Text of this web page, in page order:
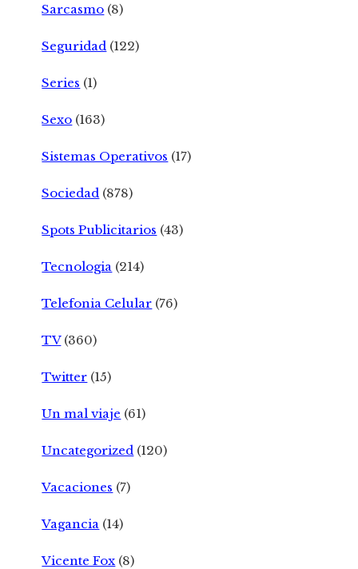
Sarcasmo (8)
Seguridad (122)
Series (1)
Sexo (163)
Sistemas Operativos (17)
Sociedad (878)
Spots Publicitarios (43)
Tecnologia (214)
Telefonia Celular (76)
TV(360)
Twitter (15)
Un mal viaje (61)
Uncategorized (120)
Vacaciones (7)
Vagancia (14)
Vicente Fox (8)